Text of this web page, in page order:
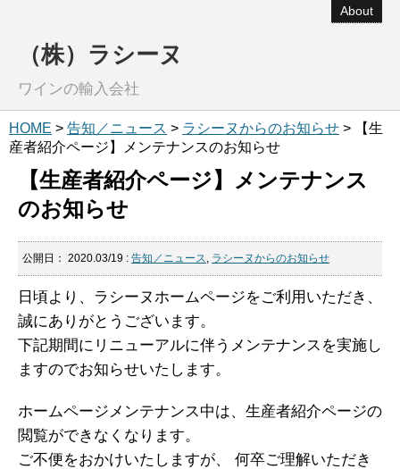
About
（株）ラシーヌ
ワインの輸入会社
HOME > 告知／ニュース > ラシーヌからのお知らせ > 【生
産者紹介ページ】メンテナンスのお知らせ
【生産者紹介ページ】メンテナンス
のお知らせ
公開日： 2020.03/19 : 告知／ニュース, ラシーヌからのお知らせ
日頃より、ラシーヌホームページをご利用いただき、
誠にありがとうございます。
下記期間にリニューアルに伴うメンテナンスを実施し
ますのでお知らせいたします。
ホームページメンテナンス中は、生産者紹介ページの
閲覧ができなくなります。
ご不便をおかけいたしますが、 何卒ご理解いただき